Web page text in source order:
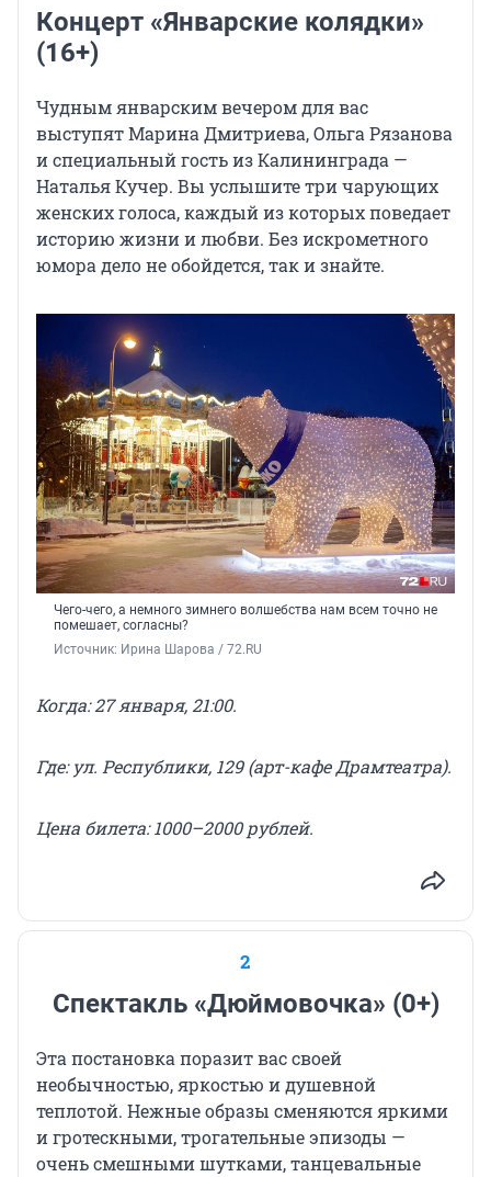
Концерт «Январские колядки»
(16+)
Чудным январским вечером для вас
выступят Марина Дмитриева, Ольга Рязанова
и специальный гость из Калининграда —
Наталья Кучер. Вы услышите три чарующих
женских голоса, каждый из которых поведает
историю жизни и любви. Без искрометного
юмора дело не обойдется, так и знайте.
Чего-чего, а немного зимнего волшебства нам всем точно не
помешает, согласны?
Источник: Ирина Шарова / 72.RU
Когда: 27 января, 21:00.
Где:ул. Республики, 129(арт-кафе Драмтеатра).
Цена билета: 1000–2000 рублей.
2
Спектакль «Дюймовочка» (0+)
Эта постановка поразит вас своей
необычностью, яркостью и душевной
теплотой. Нежные образы сменяются яркими
и гротескными, трогательные эпизоды —
очень смешными шутками, танцевальные